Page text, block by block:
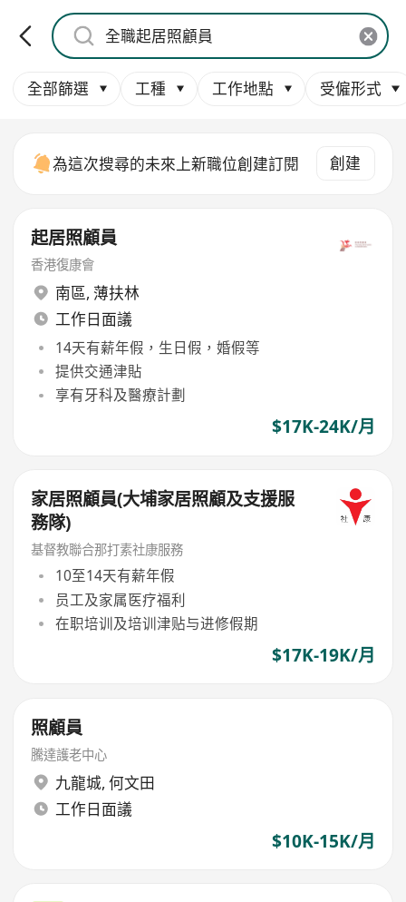
全部篩選 工種 工作地點 受僱形式
為這次搜尋的未來上新職位創建訂閱 創建
起居照顧員
香港復康會
南區, 薄扶林
工作日面議
14天有薪年假，生日假，婚假等
提供交通津貼
享有牙科及醫療計劃
$17K-24K/月
家居照顧員(大埔家居照顧及支援服
務隊)
基督教聯合那打素社康服務
10至14天有薪年假
员工及家属医疗福利
在职培训及培训津贴与进修假期
$17K-19K/月
照顧員
騰達護老中心
九龍城, 何文田
工作日面議
$10K-15K/月